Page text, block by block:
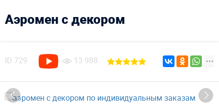
Аэромен с декором
ID 729 13 988